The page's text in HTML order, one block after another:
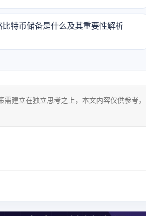
比特币储备是什么及其重要性解析
建立在独立思考之上，本文内容仅供参考，